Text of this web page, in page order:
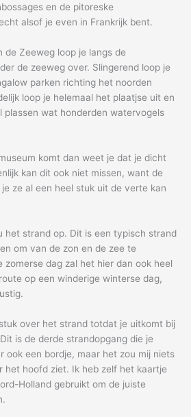
en de pitoreske
alsof je even in Frankrijk bent.
Zeeweg loop je langs de
de zeeweg over. Slingerend loop je
parken richting het noorden
loop je helemaal het plaatjse uit en
plassen wat honderden watervogels
komt dan weet je dat je dicht
kan dit ook niet missen, want de
ze al een heel stuk uit de verte kan
het strand op. Dit is een typisch strand
om van de zon en de zee te
zomerse dag zal het hier dan ook heel
op een winderige winterse dag,
over het strand totdat je uitkomt bij
is de derde strandopgang die je
ook een bordje, maar het zou mij niets
het hoofd ziet. Ik heb zelf het kaartje
Holland gebruikt om de juiste